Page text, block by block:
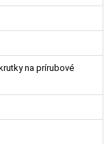
na prírubové